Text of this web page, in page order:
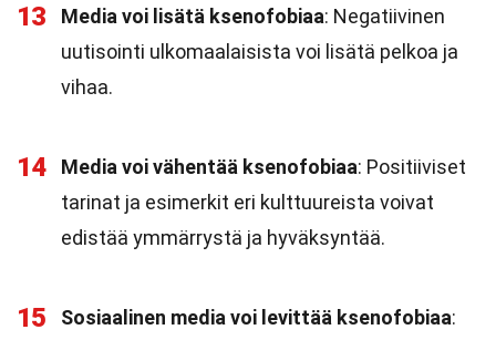
13 Media voi lisätä ksenofobiaa: Negatiivinen
uutisointi ulkomaalaisista voi lisätä pelkoa ja
vihaa.
14 Media voi vähentää ksenofobiaa: Positiiviset
tarinat ja esimerkit eri kulttuureista voivat
edistää ymmärrystä ja hyväksyntää.
15 Sosiaalinen media voi levittää ksenofobiaa: